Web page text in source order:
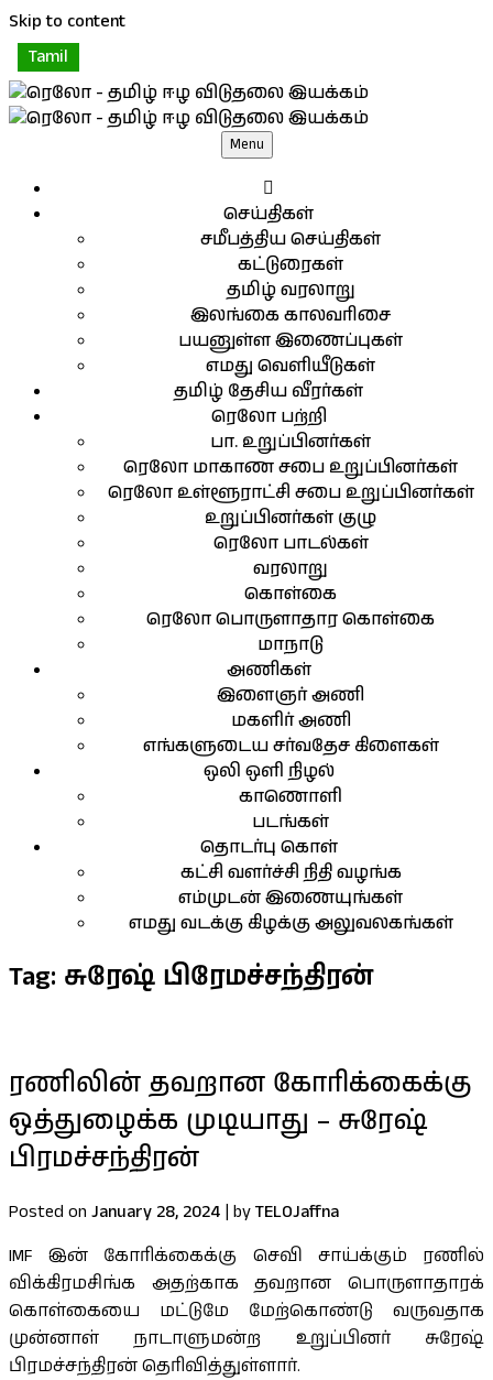
Skip to content
Tamil
Menu
செய்திகள்
சமீபத்திய செய்திகள்
கட்டுரைகள்
தமிழ் வரலாறு
இலங்கை காலவரிசை
பயனுள்ள இணைப்புகள்
எமது வெளியீடுகள்
தமிழ் தேசிய வீரர்கள்
ரெலோ பற்றி
பா. உறுப்பினர்கள்
ரெலோ மாகாண சபை உறுப்பினர்கள்
ரெலோ உள்ளூராட்சி சபை உறுப்பினர்கள்
உறுப்பினர்கள் குழு
ரெலோ பாடல்கள்
வரலாறு
கொள்கை
ரெலோ பொருளாதார கொள்கை
மாநாடு
அணிகள்
இளைஞர் அணி
மகளிர் அணி
எங்களுடைய சர்வதேச கிளைகள்
ஒலி ஒளி நிழல்
காணொளி
படங்கள்
தொடர்பு கொள்
கட்சி வளர்ச்சி நிதி வழங்க
எம்முடன் இணையுங்கள்
எமது வடக்கு கிழக்கு அலுவலகங்கள்
Tag: சுரேஷ் பிரேமச்சந்திரன்
ரணிலின் தவறான கோரிக்கைக்கு
ஒத்துழைக்க முடியாது – சுரேஷ்
பிரமச்சந்திரன்
Posted on January 28, 2024 | byTELOJaffna
IMF இன் கோரிக்கைக்கு செவி சாய்க்கும் ரணில்
விக்கிரமசிங்க அதற்காக தவறான பொருளாதாரக்
கொள்கையை மட்டுமே மேற்கொண்டு வருவதாக
முன்னாள் நாடாளுமன்ற உறுப்பினர் சுரேஷ்
பிரமச்சந்திரன் தெரிவித்துள்ளார்.